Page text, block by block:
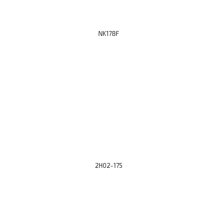
NK178F
2H02-175